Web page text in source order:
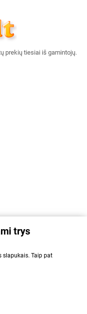
prekių tiesiai iš gamintojų.
tvarkymu.
trys
slapukais. Taip pat